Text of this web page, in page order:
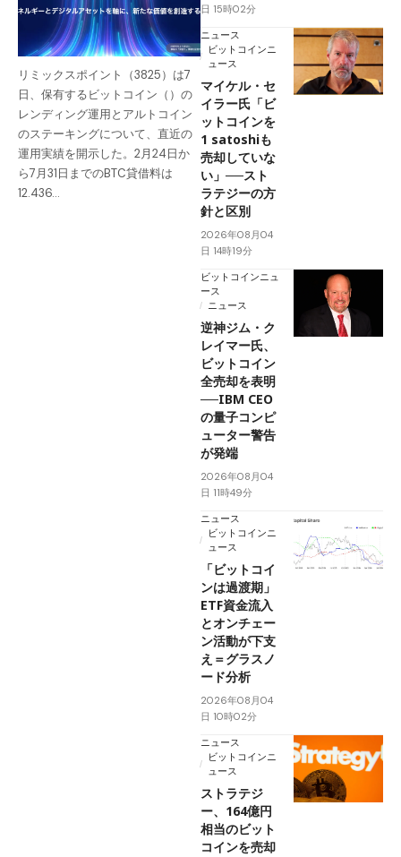
リミックスポイント（3825）は7
日、保有するビットコイン（）の
レンディング運用とアルトコイン
のステーキングについて、直近の
運用実績を開示した。2月24日か
ら7月31日までのBTC貸借料は
12.436…
日 15時02分
ニュース
ビットコインニ
ュース
マイケル・セ
イラー氏「ビ
ットコインを
1 satoshiも
売却していな
い」──スト
ラテジーの方
針と区別
2026年08月04
日 14時19分
ビットコインニュ
ース
ニュース
逆神ジム・ク
レイマー氏、
ビットコイン
全売却を表明
──IBM CEO
の量子コンピ
ューター警告
が発端
2026年08月04
日 11時49分
ニュース
ビットコインニ
ュース
「ビットコイ
ンは過渡期」
ETF資金流入
とオンチェー
ン活動が下支
え＝グラスノ
ード分析
2026年08月04
日 10時02分
ニュース
ビットコインニ
ュース
ストラテジ
ー、164億円
相当のビット
コインを売却